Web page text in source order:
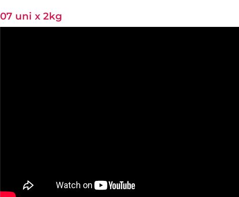
07 uni x 2kg